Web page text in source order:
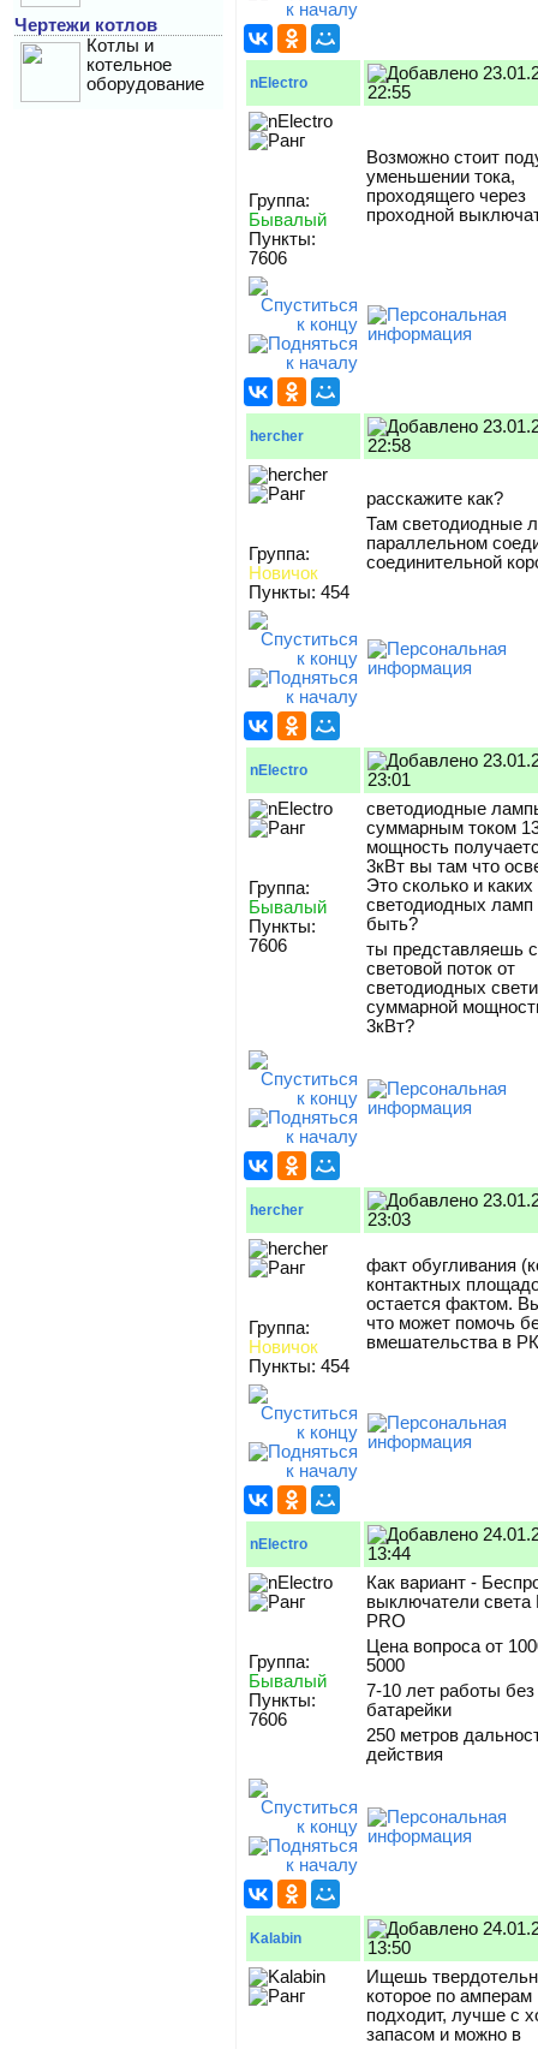
Чертежи котлов
Котлы и
котельное
оборудование
nElectro
22:55
Группа:
Бывалый
Пункты:
7606
Возможно стоит
уменьшении тока,
проходящего через
проходной
hercher
22:58
Группа:
Новичок
Пункты: 454
расскажите как?
Там светодиодные
параллельном
соединительной
nElectro
23:01
Группа:
Бывалый
Пункты:
7606
светодиодные
суммарным током
мощность
3кВт вы там что
Это сколько и каких
светодиодных
быть?
ты представляешь
световой поток от
светодиодных
суммарной
3кВт?
hercher
23:03
Группа:
Новичок
Пункты: 454
факт обугливания
контактных
остается фактом.
что может помочь
вмешательства в
nElectro
13:44
Группа:
Бывалый
Пункты:
7606
Как вариант -
выключатели света
PRO
Цена вопроса от
5000
7-10 лет работы
батарейки
250 метров
действия
Kalabin
13:50
Ищешь
которое по амперам
подходит, лучше с
запасом и можно в